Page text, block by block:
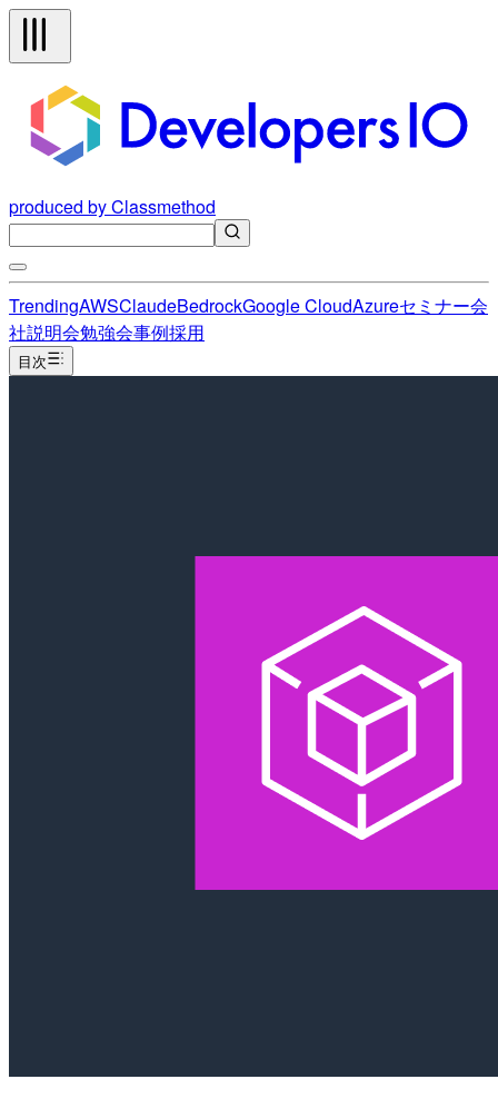
produced by Classmethod
TrendingAWSClaudeBedrockGoogle CloudAzureセミナー会
社説明会勉強会事例採用
目次